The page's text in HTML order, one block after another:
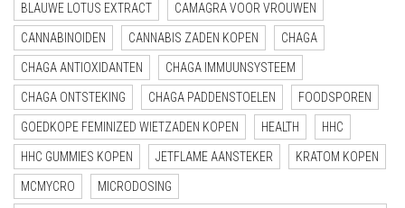
BLAUWE LOTUS EXTRACT CAMAGRA VOOR VROUWEN
CANNABINOIDEN CANNABIS ZADEN KOPEN CHAGA
CHAGA ANTIOXIDANTEN CHAGA IMMUUNSYSTEEM
CHAGA ONTSTEKING CHAGA PADDENSTOELEN FOODSPOREN
GOEDKOPE FEMINIZED WIETZADEN KOPEN HEALTH HHC
HHC GUMMIES KOPEN JETFLAME AANSTEKER KRATOM KOPEN
MCMYCRO MICRODOSING